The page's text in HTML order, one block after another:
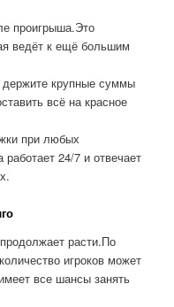
проигрыша.Это
ведёт к ещё большим
крупные суммы
всё на красное
при любых
24/7 и отвечает
расти.По
игроков может
все шансы занять